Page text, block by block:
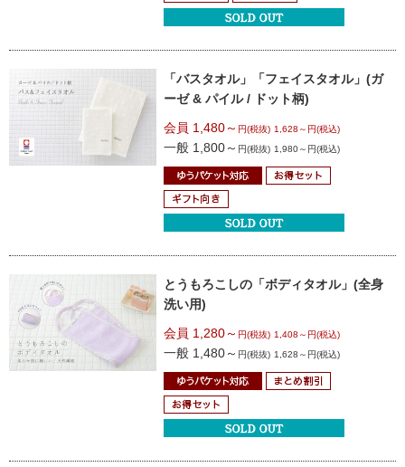
「バスタオル」 「フェイスタオル」(ガ
ーゼ & パイル / ドット柄)
会員 1,480～ 円(税抜) 1,628～円(税込)
一般 1,800～ 円(税抜) 1,980～円(税込)
とうもろこしの「ボディタオル」(全身
洗い用)
会員 1,280～ 円(税抜) 1,408～円(税込)
一般 1,480～ 円(税抜) 1,628～円(税込)